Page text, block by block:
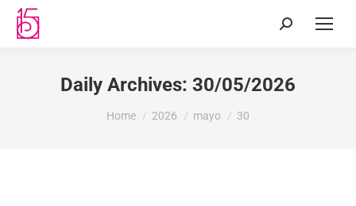
Daily Archives: 30/05/2026
You are here:
Home 2026 mayo 30